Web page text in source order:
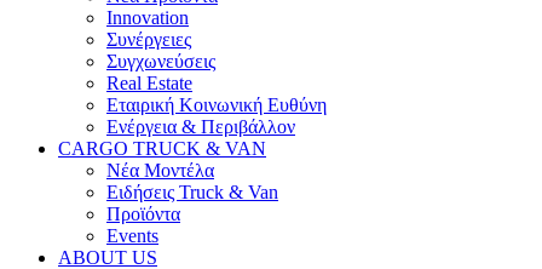
Innovation
Συνέργειες
Συγχωνεύσεις
Real Estate
Εταιρική Κοινωνική Ευθύνη
Ενέργεια & Περιβάλλον
CARGO TRUCK & VAN
Νέα Μοντέλα
Ειδήσεις Truck & Van
Προϊόντα
Events
ABOUT US